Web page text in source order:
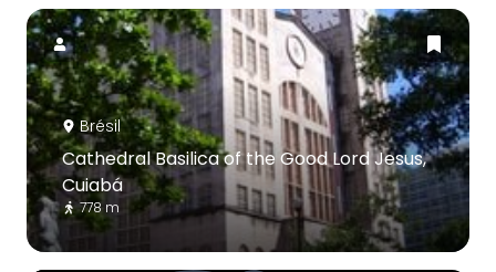
Brésil
Cathedral Basilica of the Good Lord Jesus,
Cuiabá
778 m